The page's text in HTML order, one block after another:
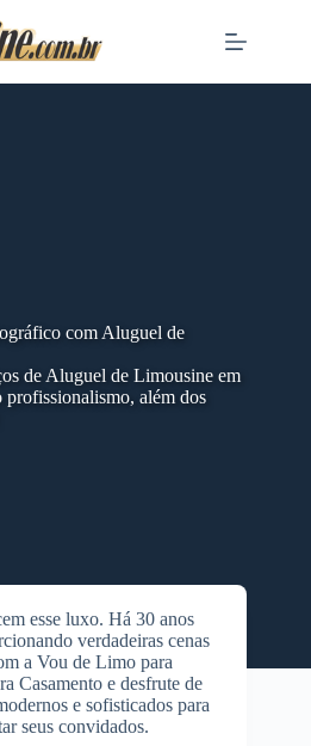
com Aluguel de
de Aluguel de Limousine em
além dos
esse luxo. Há 30 anos
verdadeiras cenas
a Vou de Limo para
Casamento e desfrute de
e sofisticados para
seus convidados.